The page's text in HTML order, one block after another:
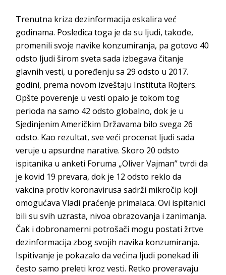
Trenutna kriza dezinformacija eskalira već
godinama. Posledica toga je da su ljudi, takođe,
promenili svoje navike konzumiranja, pa gotovo 40
odsto ljudi širom sveta sada izbegava čitanje
glavnih vesti, u poređenju sa 29 odsto u 2017.
godini, prema novom izveštaju Instituta Rojters.
Opšte poverenje u vesti opalo je tokom tog
perioda na samo 42 odsto globalno, dok je u
Sjedinjenim Američkim Državama bilo svega 26
odsto. Kao rezultat, sve veći procenat ljudi sada
veruje u apsurdne narative. Skoro 20 odsto
ispitanika u anketi Foruma „Oliver Vajman” tvrdi da
je kovid 19 prevara, dok je 12 odsto reklo da
vakcina protiv koronavirusa sadrži mikročip koji
omogućava Vladi praćenje primalaca. Ovi ispitanici
bili su svih uzrasta, nivoa obrazovanja i zanimanja.
Čak i dobronamerni potrošači mogu postati žrtve
dezinformacija zbog svojih navika konzumiranja.
Ispitivanje je pokazalo da većina ljudi ponekad ili
često samo preleti kroz vesti. Retko proveravaju